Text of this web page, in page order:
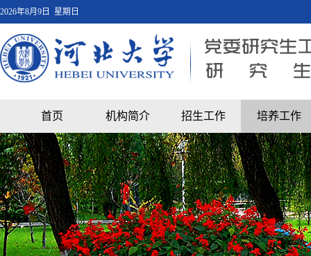
2026年8月9日 星期日
首页 机构简介 招生工作 培养工作